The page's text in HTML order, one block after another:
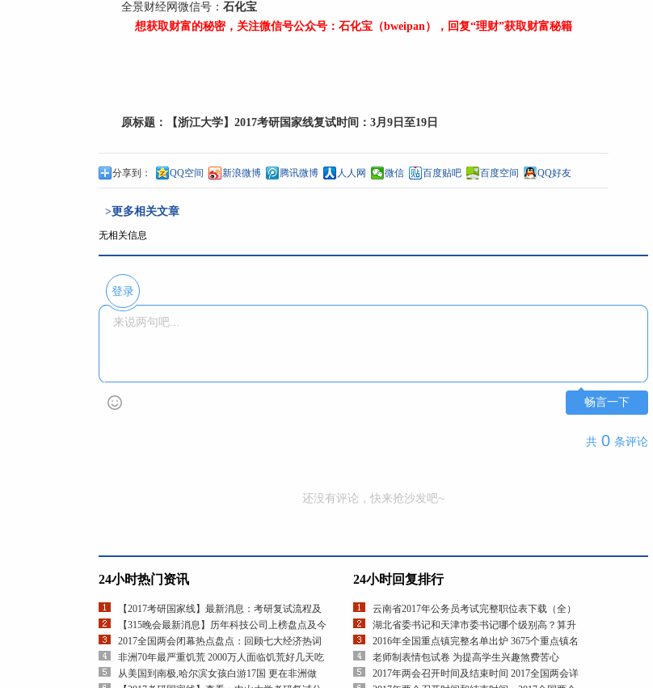
全景财经网微信号： 石化宝
想获取财富的秘密，关注微信号公众号：石化宝（bweipan），回复“理财”获取财富秘籍
原标题： 【浙江大学】2017考研国家线复试时间：3月9日至19日
分享到： QQ空间 新浪微博 腾讯微博 人人网 微信 百度贴吧 百度空间 QQ好友
>更多相关文章
无相关信息
登录
畅言一下
共 0 条评论
还没有评论，快来抢沙发吧~
24小时热门资讯
【2017考研国家线】最新消息：考研复试流程及
【315晚会最新消息】历年科技公司上榜盘点及今
2017全国两会闭幕热点盘点：回顾七大经济热词
非洲70年最严重饥荒 2000万人面临饥荒好几天吃
从美国到南极,哈尔滨女孩白游17国 更在非洲做
24小时回复排行
云南省2017年公务员考试完整职位表下载（全）
湖北省委书记和天津市委书记哪个级别高？算升
2016年全国重点镇完整名单出炉 3675个重点镇名
老师制表情包试卷 为提高学生兴趣煞费苦心
2017年两会召开时间及结束时间 2017全国两会详